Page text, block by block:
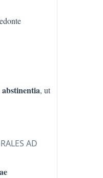
abstinentia, ut
AD